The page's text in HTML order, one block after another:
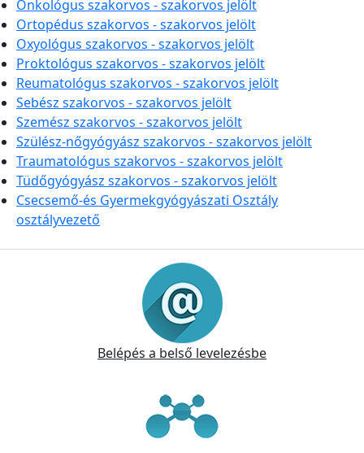
Onkológus szakorvos - szakorvos jelölt
Ortopédus szakorvos - szakorvos jelölt
Oxyológus szakorvos - szakorvos jelölt
Proktológus szakorvos - szakorvos jelölt
Reumatológus szakorvos - szakorvos jelölt
Sebész szakorvos - szakorvos jelölt
Szemész szakorvos - szakorvos jelölt
Szülész-nőgyógyász szakorvos - szakorvos jelölt
Traumatológus szakorvos - szakorvos jelölt
Tüdőgyógyász szakorvos - szakorvos jelölt
Csecsemő-és Gyermekgyógyászati Osztály
osztályvezető
Belépés a belső levelezésbe